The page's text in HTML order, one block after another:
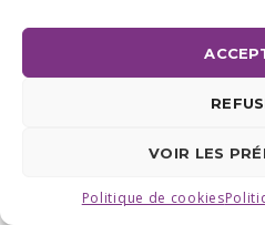
VOIR LES
Politique de cookies